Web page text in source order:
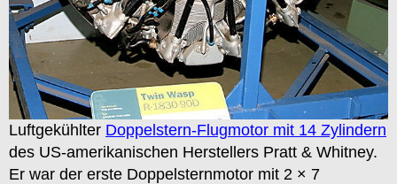
Luftgekühlter Doppelstern-Flugmotor mit 14 Zylindern
des US-amerikanischen Herstellers Pratt & Whitney.
Er war der erste Doppelsternmotor mit 2 × 7